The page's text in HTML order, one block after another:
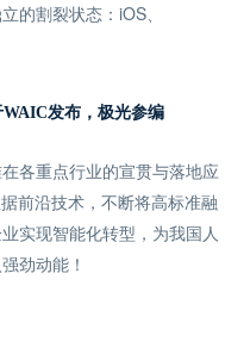
的割裂状态：iOS、
发布，极光参编
各重点行业的宣贯与落地应
前沿技术，不断将高标准融
实现智能化转型，为我国人
劲动能！